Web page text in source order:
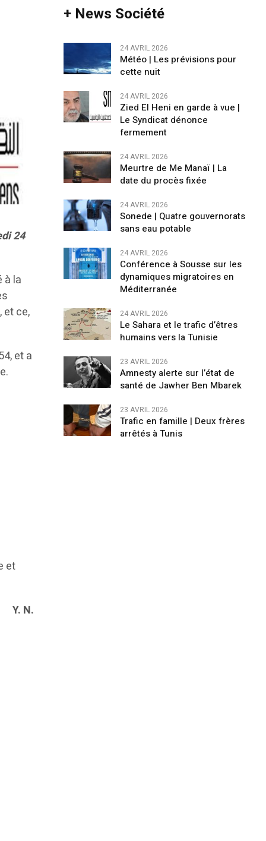
24
à la
et ce,
et a
et
Y. N.
+ News Société
24 AVRIL 2026
Météo | Les prévisions pour
cette nuit
24 AVRIL 2026
Zied El Heni en garde à vue |
Le Syndicat dénonce
fermement
24 AVRIL 2026
Meurtre de Me Manaï | La
date du procès fixée
24 AVRIL 2026
Sonede | Quatre gouvernorats
sans eau potable
24 AVRIL 2026
Conférence à Sousse sur les
dynamiques migratoires en
Méditerranée
24 AVRIL 2026
Le Sahara et le trafic d’êtres
humains vers la Tunisie
23 AVRIL 2026
Amnesty alerte sur l’état de
santé de Jawher Ben Mbarek
23 AVRIL 2026
Trafic en famille | Deux frères
arrêtés à Tunis